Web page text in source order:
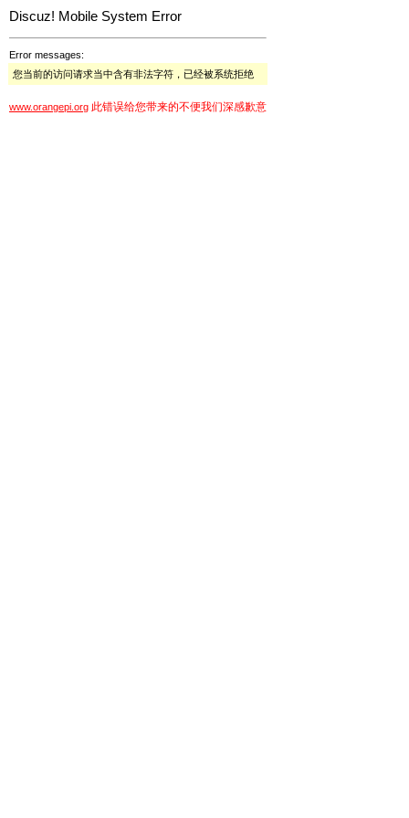
Discuz! Mobile System Error
Error messages:
您当前的访问请求当中含有非法字符，已经被系统拒绝
www.orangepi.org 此错误给您带来的不便我们深感歉意